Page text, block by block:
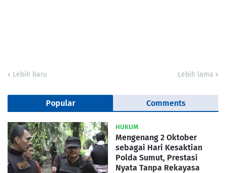
Lebih baru Lebih lama
Popular Comments
HUKUM
Mengenang 2 Oktober
sebagai Hari Kesaktian
Polda Sumut, Prestasi
Nyata Tanpa Rekayasa